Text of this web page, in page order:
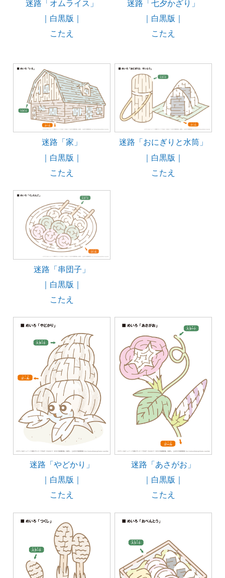
迷路「オムライス」
｜白黒版｜
こたえ
迷路「七夕かざり」
｜白黒版｜
こたえ
迷路「家」
｜白黒版｜
こたえ
迷路「おにぎりと水筒」
｜白黒版｜
こたえ
迷路「串団子」
｜白黒版｜
こたえ
迷路「やどかり」
｜白黒版｜
こたえ
迷路「あさがお」
｜白黒版｜
こたえ